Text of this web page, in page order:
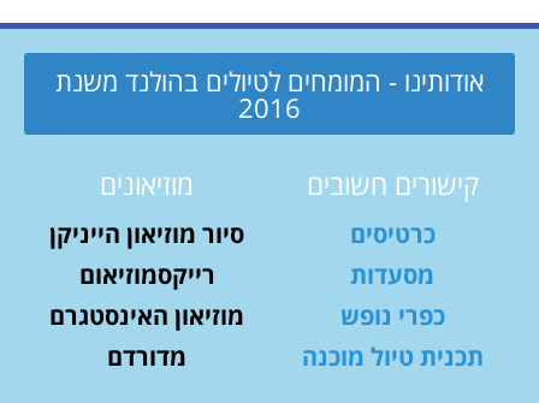
אודותינו - המומחים לטיולים בהולנד משנת
2016
קישורים חשובים
כרטיסים
מסעדות
כפרי נופש
תכנית טיול מוכנה
מוזיאונים
סיור מוזיאון הייניקן
רייקסמוזיאום
מוזיאון האינסטגרם
מדורדם